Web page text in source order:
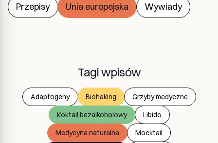
Przepisy
Unia europejska Wywiady
Tagi wpisów
Adaptogeny Biohaking Grzyby medyczne
Koktail bezalkoholowy Libido
Medycyna naturalna Mocktail